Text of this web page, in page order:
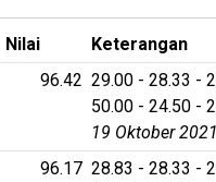
Nilai
Keterangan
96.42 29.00 - 28.33 -
50.00 - 24.50 -
19 Oktober
96.17 28.83 - 28.33 -